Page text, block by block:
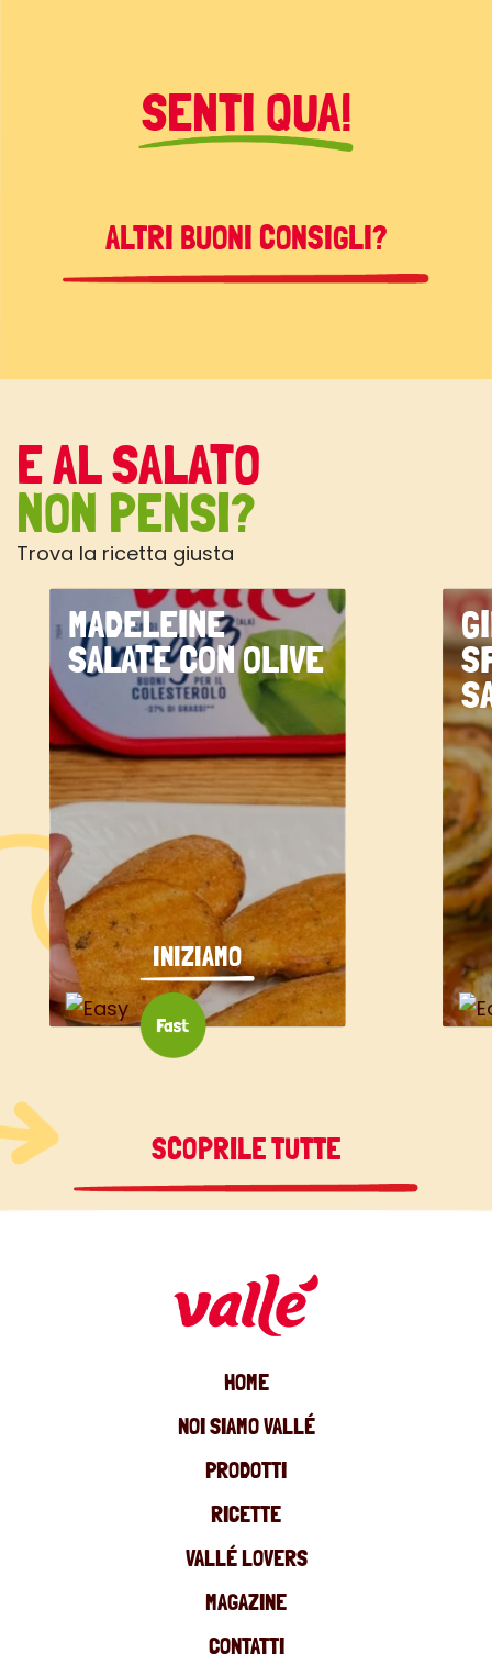
SENTI QUA!
ALTRI BUONI CONSIGLI?
E AL SALATO
NON PENSI?
Trova la ricetta giusta
MADELEINE
SALATE CON OLIVE
INIZIAMO
SCOPRILE TUTTE
HOME
NOI SIAMO VALLÉ
PRODOTTI
RICETTE
VALLÉ LOVERS
MAGAZINE
CONTATTI